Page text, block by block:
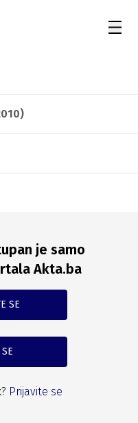
je samo
Akta.ba
SE
Prijavite se